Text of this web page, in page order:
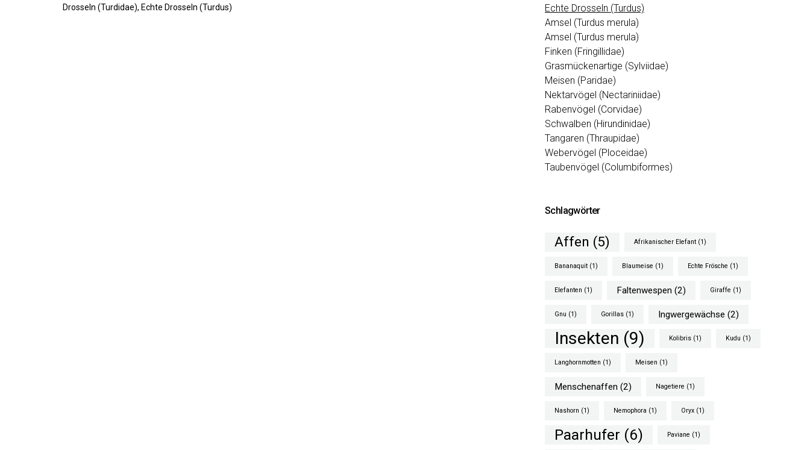
Drosseln (Turdidae), Echte Drosseln (Turdus)
Echte Drosseln (Turdus)
Amsel (Turdus merula)
Amsel (Turdus merula)
Finken (Fringillidae)
Grasmückenartige (Sylviidae)
Meisen (Paridae)
Nektarvögel (Nectariniidae)
Rabenvögel (Corvidae)
Schwalben (Hirundinidae)
Tangaren (Thraupidae)
Webervögel (Ploceidae)
Taubenvögel (Columbiformes)
Schlagwörter
Affen (5) Afrikanischer Elefant (1)
Bananaquit (1) Blaumeise (1) Echte Frösche (1)
Elefanten (1) Faltenwespen (2) Giraffe (1)
Gnu (1) Gorillas (1) Ingwergewächse (2)
Insekten (9) Kolibris (1) Kudu (1)
Langhornmotten (1) Meisen (1)
Menschenaffen (2) Nagetiere (1)
Nashorn (1) Nemophora (1) Oryx (1)
Paarhufer (6) Paviane (1)